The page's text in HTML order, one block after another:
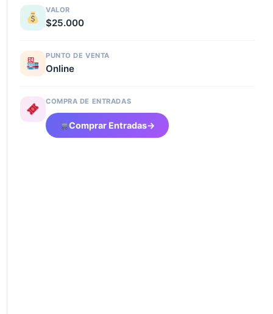
VALOR
$25.000
PUNTO DE VENTA
Online
COMPRA DE ENTRADAS
Comprar Entradas→